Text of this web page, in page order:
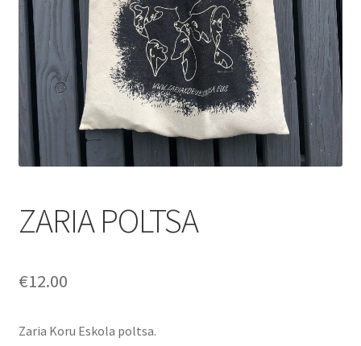
ZARIA POLTSA
€12.00
Zaria Koru Eskola poltsa.